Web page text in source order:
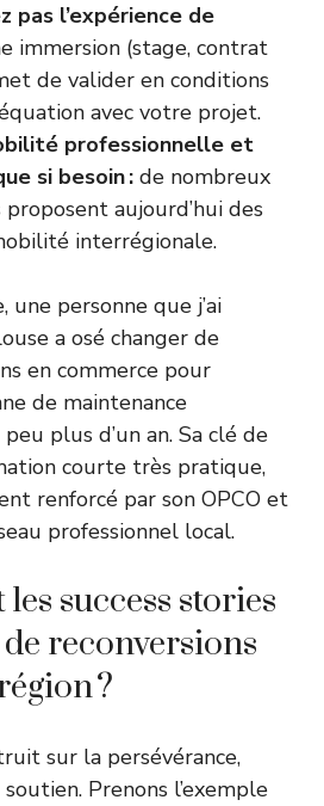
pas l’expérience de
immersion (stage, contrat
de valider en conditions
avec votre projet.
professionnelle et
si besoin : de nombreux
proposent aujourd’hui des
interrégionale.
une personne que j’ai
a osé changer de
en commerce pour
de maintenance
plus d’un an. Sa clé de
courte très pratique,
renforcé par son OPCO et
professionnel local.
success stories
reconversions
?
sur la persévérance,
Prenons l’exemple